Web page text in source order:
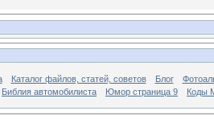
Каталог файлов, статей, советов Блог
Библия автомобилиста
Юмор страница 9 Коды